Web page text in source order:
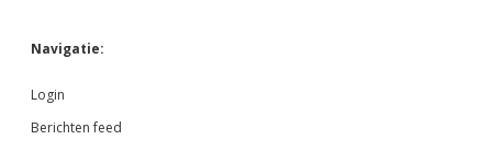
Navigatie:
Login
Berichten feed